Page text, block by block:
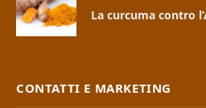
La curcuma contro
CONTATTI E MARKETING